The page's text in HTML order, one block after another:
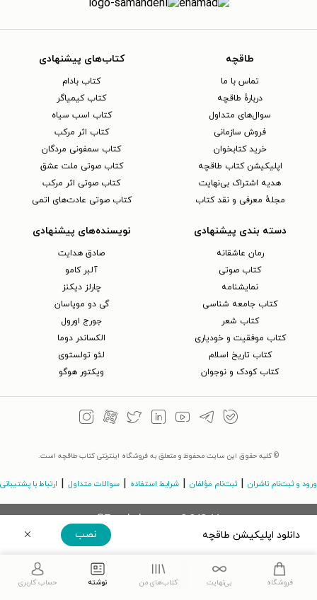
دانلود اپلیکیشن طاقچه نصب
دریافت مستقیم اپلیکیشن
طاقچه
تماس با ما
دربارهٔ طاقچه
سوال‌های متداول
فروش سازمانی
خرید کتابخوان
اپلیکیشن کتاب طاقچه
هدیه اشتراک بی‌نهایت
مجلهٔ معرفی و نقد کتاب
کتاب‌های پیشنهادی
کتاب بادام
کتاب کیمیاگر
کتاب اسب سیاه
کتاب اثر مرکب
کتاب سمفونی مردگان
کتاب صوتی ملت عشق
کتاب صوتی اثر مرکب
کتاب صوتی عادت‌های اتمی
دسته بندی پیشنهادی
رمان عاشقانه
کتاب‌ صوتی
نمایشنامه
کتاب جامعه شناسی
کتاب شعر
کتاب موفقیت و خودیاری
کتاب تاریخ اسلام
کتاب کودک و نوجوان
نویسنده‌های پیشنهادی
صادق هدایت
آلبر کامو
چارلز دیکنز
گی دو موپاسان
جورج اورول
الکساندر دوما
لئو تولستوی
ویکتور هوگو
© کلیه حقوق این سایت محفوظ و متعلق به فروشگاه اینترنتی کتاب طاقچه است.
ورود و ثبت‌نام ناشران ثبت‌نام مؤلفان شرایط استفاده سوالات متداول ارتباط با پشتیبانی
©Taaghche.com v3.243.11
فروشگاه بی‌نهایت کتاب‌های من نوشته حساب کاربری